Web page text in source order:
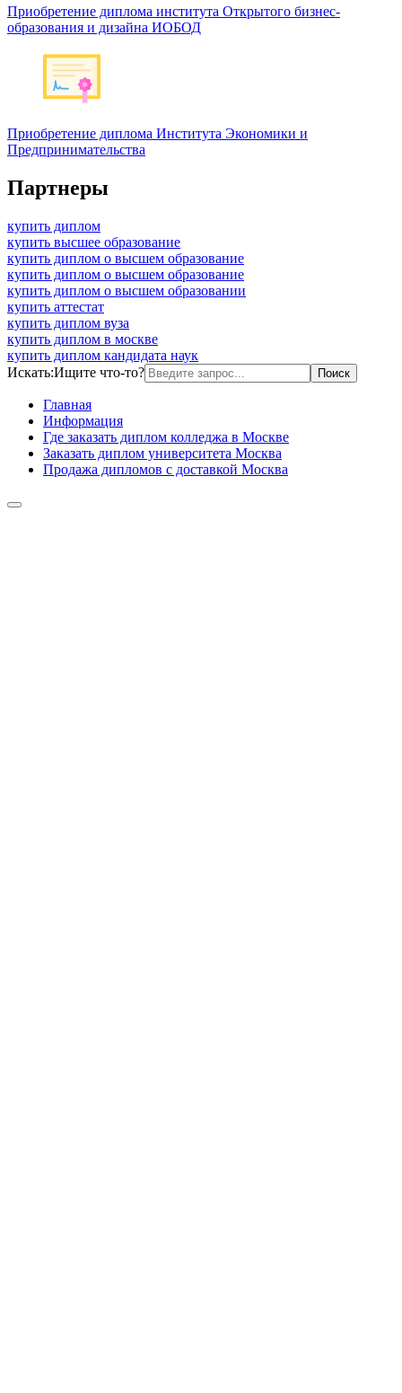
Приобретение диплома института Открытого бизнес-
образования и дизайна ИОБОД
Приобретение диплома Института Экономики и
Предпринимательства
Партнеры
купить диплом
купить высшее образование
купить диплом о высшем образование
купить диплом о высшем образование
купить диплом о высшем образовании
купить аттестат
купить диплом вуза
купить диплом в москве
купить диплом кандидата наук
Искать:Ищите что-то?
Главная
Информация
Где заказать диплом колледжа в Москве
Заказать диплом университета Москва
Продажа дипломов с доставкой Москва